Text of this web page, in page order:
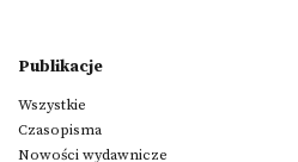
Publikacje
Wszystkie
Czasopisma
Nowości wydawnicze